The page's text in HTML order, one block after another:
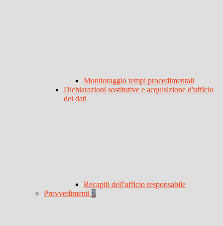
Monitoraggio tempi procedimentali
Dichiarazioni sostitutive e acquisizione d'ufficio
dei dati
Recapiti dell'ufficio responsabile
Provvedimenti 7